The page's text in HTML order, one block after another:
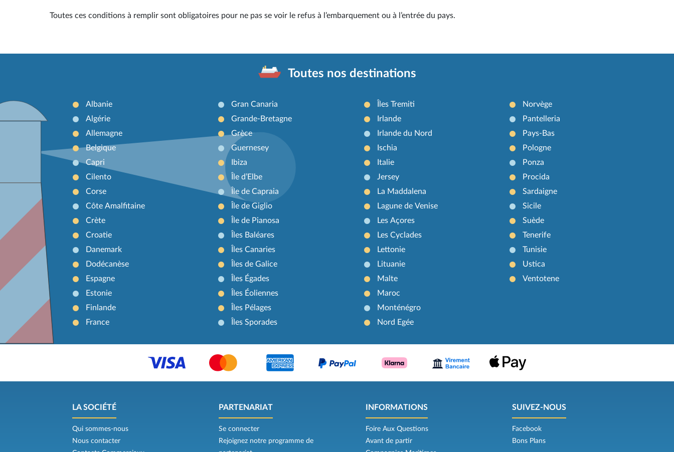
Toutes ces conditions à remplir sont obligatoires pour ne pas se voir le refus à l’embarquement ou à l’entrée du pays.
Toutes nos destinations
Albanie
Algérie
Allemagne
Belgique
Capri
Cilento
Corse
Côte Amalfitaine
Crète
Croatie
Danemark
Dodécanèse
Espagne
Estonie
Finlande
France
Gran Canaria
Grande-Bretagne
Grèce
Guernesey
Ibiza
Île d’Elbe
Île de Capraia
Île de Giglio
Île de Pianosa
Îles Baléares
Îles Canaries
Îles de Galice
Îles Égades
Îles Éoliennes
Îles Pélages
Îles Sporades
Îles Tremiti
Irlande
Irlande du Nord
Ischia
Italie
Jersey
La Maddalena
Lagune de Venise
Les Açores
Les Cyclades
Lettonie
Lituanie
Malte
Maroc
Monténégro
Nord Egée
Norvège
Pantelleria
Pays-Bas
Pologne
Ponza
Procida
Sardaigne
Sicile
Suède
Tenerife
Tunisie
Ustica
Ventotene
LA SOCIÉTÉ
Qui sommes-nous
Nous contacter
PARTENARIAT
Se connecter
Rejoignez notre programme de
INFORMATIONS
Foire Aux Questions
Avant de partir
SUIVEZ-NOUS
Facebook
Bons Plans